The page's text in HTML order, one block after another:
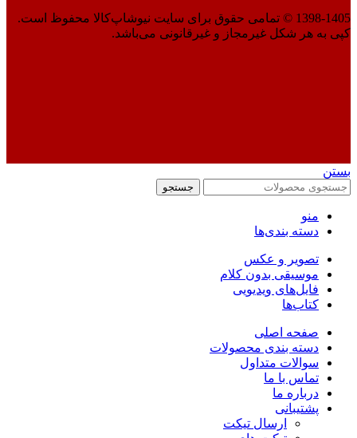
1398-1405 © تمامی حقوق برای سایت نیوشاپ‌کالا محفوظ است.
کپی به هر شکل غیرمجاز و غیرقانونی می‌باشد.
بستن
جستجو
منو
دسته بندی‌ها
تصویر و عکس
موسیقی بدون کلام
فایل‌های ویدیویی
کتاب‌ها
صفحه اصلی
دسته بندی محصولات
سوالات متداول
تماس با ما
درباره ما
پشتیبانی
ارسال تیکت